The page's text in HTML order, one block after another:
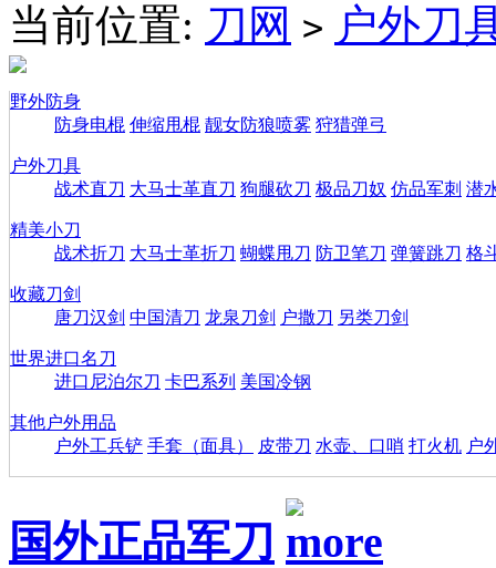
当前位置: 刀网 > 户外刀
野外防身
防身电棍 伸缩甩棍 靓女防狼喷雾 狩猎弹弓
户外刀具
战术直刀 大马士革直刀 狗腿砍刀 极品刀奴 仿品军刺 潜
精美小刀
战术折刀 大马士革折刀 蝴蝶甩刀 防卫笔刀 弹簧跳刀 格
收藏刀剑
唐刀汉剑 中国清刀 龙泉刀剑 户撒刀 另类刀剑
世界进口名刀
进口尼泊尔刀 卡巴系列 美国冷钢
其他户外用品
户外工兵铲 手套（面具） 皮带刀 水壶、口哨 打火机 户
国外正品军刀